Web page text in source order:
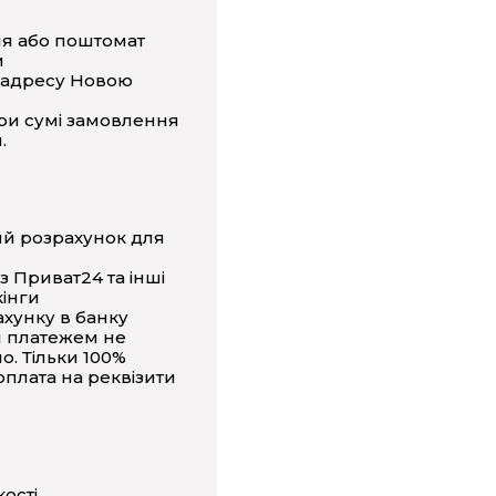
або поштомат
Новою
сумі замовлення
розрахунок для
Приват24 та інші
в банку
не
Тільки 100%
на реквізити